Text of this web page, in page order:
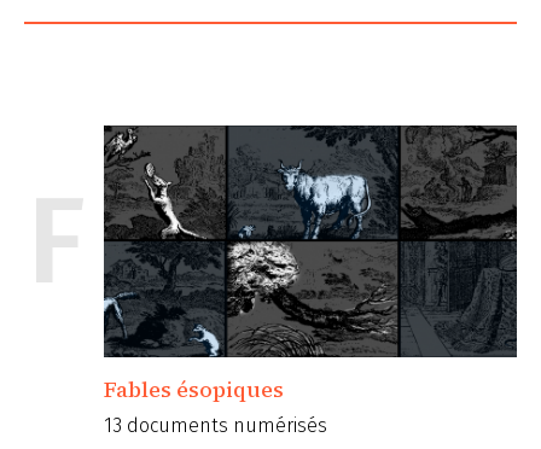
F
Fables ésopiques
13 documents numérisés